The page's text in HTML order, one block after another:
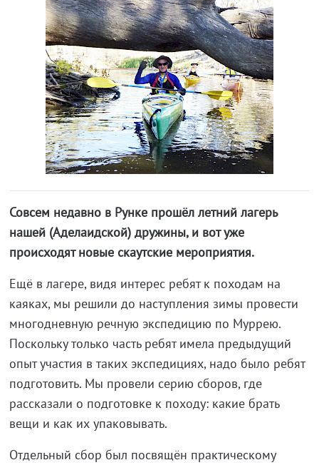
Совсем недавно в Рунке прошёл летний лагерь
нашей (Аделаидской) дружины, и вот уже
происходят новые скаутские мероприятия.
Ещё в лагере, видя интерес ребят к походам на
каяках, мы решили до наступления зимы провести
многодневную речную экспедицию по Муррею.
Поскольку только часть ребят имела предыдущий
опыт участия в таких экспедициях, надо было ребят
подготовить. Мы провели серию сборов, где
рассказали о подготовке к походу: какие брать
вещи и как их упаковывать.
Отдельный сбор был посвящён практическому